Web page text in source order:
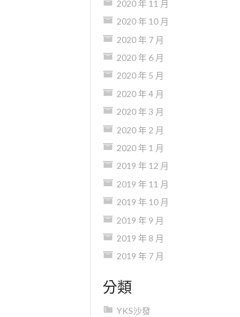
2020 年 11 月
2020 年 10 月
2020 年 7 月
2020 年 6 月
2020 年 5 月
2020 年 4 月
2020 年 3 月
2020 年 2 月
2020 年 1 月
2019 年 12 月
2019 年 11 月
2019 年 10 月
2019 年 9 月
2019 年 8 月
2019 年 7 月
分類
YKS沙發